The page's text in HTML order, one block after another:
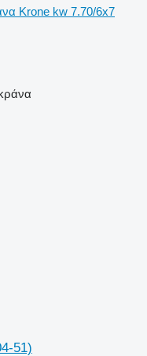
Krone kw 7.70/6x7
51)